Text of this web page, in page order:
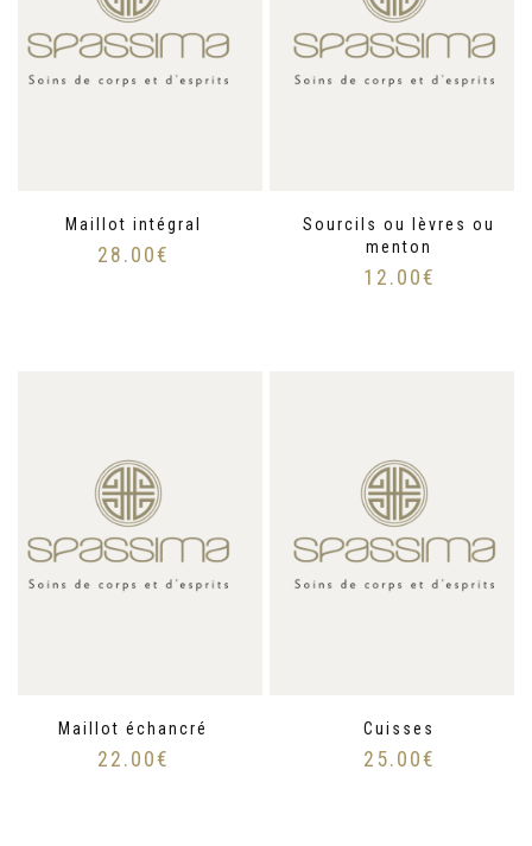
Maillot intégral
28.00€
Sourcils ou lèvres ou
menton
12.00€
Maillot échancré
22.00€
Cuisses
25.00€